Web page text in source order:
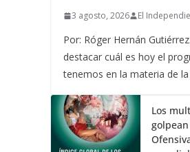
3 agosto, 2026 El
Por: Róger Hernán
destacar cuál es hoy el
tenemos en la materia de
Los